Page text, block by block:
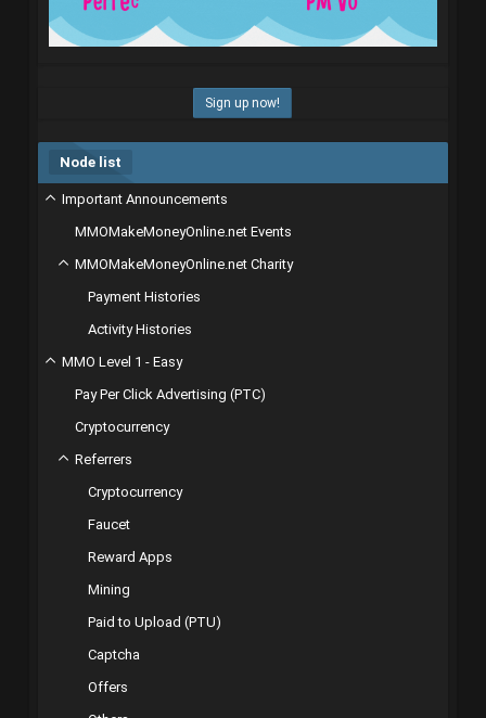
Sign up now!
Node list
Important Announcements
MMOMakeMoneyOnline.net Events
MMOMakeMoneyOnline.net Charity
Payment Histories
Activity Histories
MMO Level 1 - Easy
Pay Per Click Advertising (PTC)
Cryptocurrency
Referrers
Cryptocurrency
Faucet
Reward Apps
Mining
Paid to Upload (PTU)
Captcha
Offers